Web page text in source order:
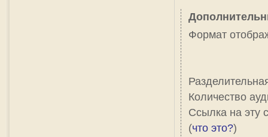
Формат
Количество
Ссылка на эту
(что это?)